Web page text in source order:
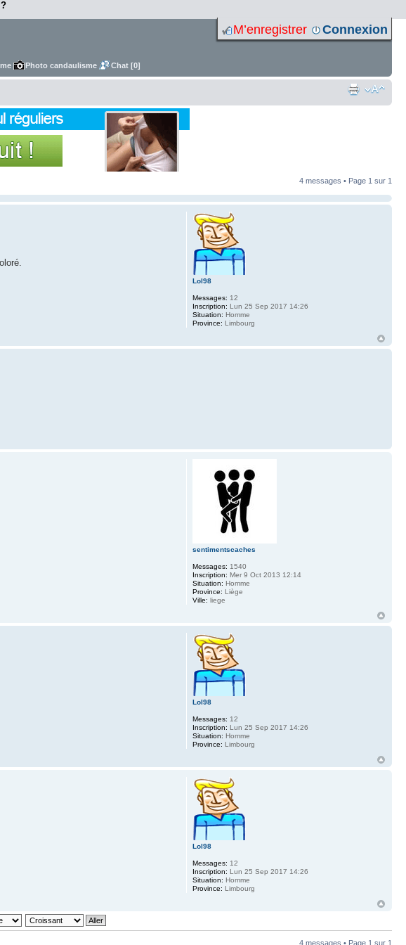
M’enregistrer Connexion
Photo candaulisme Chat [0]
4 messages • Page 1 sur 1
Lol98
Messages: 12
Inscription: Lun 25 Sep 2017 14:26
Situation: Homme
Province: Limbourg
sentimentscaches
Messages: 1540
Inscription: Mer 9 Oct 2013 12:14
Situation: Homme
Province: Liège
Ville: liege
Lol98
Messages: 12
Inscription: Lun 25 Sep 2017 14:26
Situation: Homme
Province: Limbourg
Lol98
Messages: 12
Inscription: Lun 25 Sep 2017 14:26
Situation: Homme
Province: Limbourg
4 messages • Page 1 sur 1